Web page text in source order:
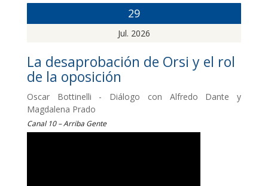
29
Jul. 2026
La desaprobación de Orsi y el rol
de la oposición
Oscar Bottinelli - Diálogo con Alfredo Dante y
Magdalena Prado
Canal 10 – Arriba Gente